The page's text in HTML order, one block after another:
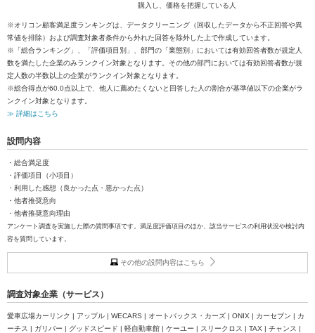
購入し、価格を把握している人
※オリコン顧客満足度ランキングは、データクリーニング（回収したデータから不正回答や異
常値を排除）および調査対象者条件から外れた回答を除外した上で作成しています。
※「総合ランキング」、「評価項目別」、部門の「業態別」においては有効回答者数が規定人
数を満たした企業のみランクイン対象となります。その他の部門においては有効回答者数が規
定人数の半数以上の企業がランクイン対象となります。
※総合得点が60.0点以上で、他人に薦めたくないと回答した人の割合が基準値以下の企業がラ
ンクイン対象となります。
≫ 詳細はこちら
設問内容
・総合満足度
・評価項目（小項目）
・利用した感想（良かった点・悪かった点）
・他者推奨意向
・他者推奨意向理由
アンケート調査を実施した際の質問事項です。満足度評価項目のほか、該当サービスの利用状況や検討内
容を質問しています。
その他の設問内容はこちら
調査対象企業（サービス）
愛車広場カーリンク | アップル | WECARS | オートバックス・カーズ | ONIX | カーセブン | カ
ーチス | ガリバー | グッドスピード | 軽自動車館 | ケーユー | スリークロス | TAX | チャンス |